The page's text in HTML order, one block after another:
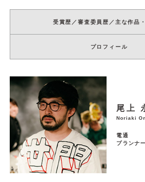
受賞歴／審査委員歴／主な作品
プロフィール
尾上
Noriaki
電通
プランナー